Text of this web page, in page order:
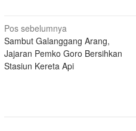
Navigasi
pos
Pos sebelumnya
Sambut Galanggang Arang,
Jajaran Pemko Goro Bersihkan
Stasiun Kereta Api